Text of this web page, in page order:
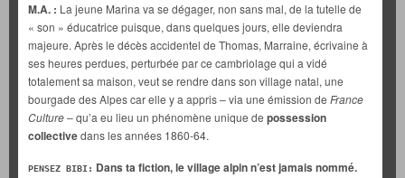
M.A. : La jeune Marina va se dégager, non sans mal, de la tutelle de
« son » éducatrice puisque, dans quelques jours, elle deviendra
majeure. Après le décès accidentel de Thomas, Marraine, écrivaine à
ses heures perdues, perturbée par ce cambriolage qui a vidé
totalement sa maison, veut se rendre dans son village natal, une
bourgade des Alpes car elle y a appris – via une émission de France
Culture– qu’a eu lieu un phénomène unique de possession
collectivedans les années 1860-64.
PENSEZ BIBI: Dans ta fiction, le village alpin n’est jamais nommé.